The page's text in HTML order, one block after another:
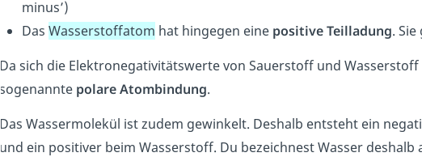
minus’)
Das Wasserstoffatom hat hingegen eine positive Teilladung.
Da sich die Elektronegativitätswerte von Sauerstoff und
sogenannte polare Atombindung.
Das Wassermolekül ist zudem gewinkelt. Deshalb entsteht ein
und ein positiver beim Wasserstoff. Du bezeichnest Wasser deshalb